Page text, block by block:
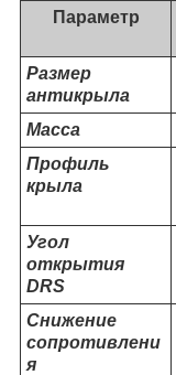
Параметр
Размер
антикрыла
Масса
Профиль
крыла
Угол
открытия
DRS
Снижение
сопротивлени
я